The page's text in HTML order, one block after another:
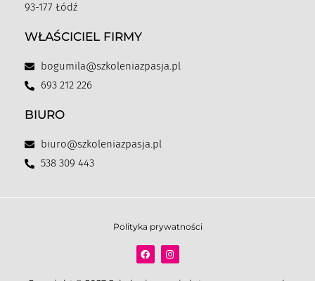
93-177 Łódź
WŁAŚCICIEL FIRMY
bogumila@szkoleniazpasja.pl
693 212 226
BIURO
biuro@szkoleniazpasja.pl
538 309 443
Polityka prywatności